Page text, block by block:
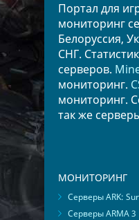
Портал для
мониторинг
Белоруссия,
СНГ.
серверов.
мониторинг.
мониторинг.
так же
МОНИТОРИНГ
Серверы ARK:
Серверы ARMA 3